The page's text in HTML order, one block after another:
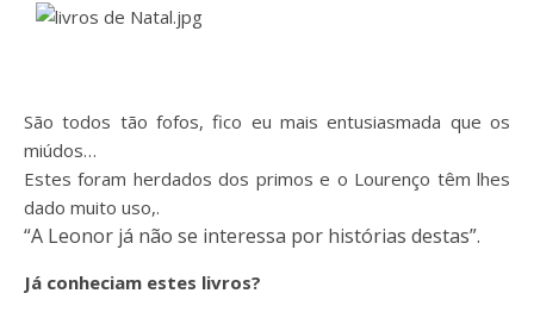
São todos tão fofos, fico eu mais entusiasmada que os
miúdos…
Estes foram herdados dos primos e o Lourenço têm lhes
dado muito uso,.
“A Leonor já não se interessa por histórias destas”.
Já conheciam estes livros?